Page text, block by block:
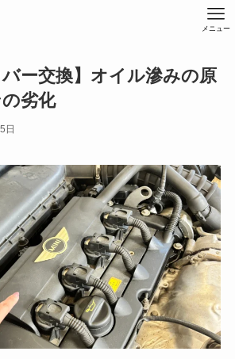
メニュー
バー交換】オイル滲みの原
劣化
日